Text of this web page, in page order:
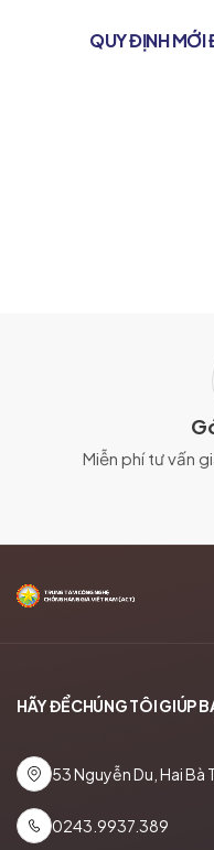
QUY ĐỊNH MỚI
Miễn phí tư vấn
HÃY ĐỂ CHÚNG TÔI GIÚP
53 Nguyễn Du, Hai Bà
0243.9937.389